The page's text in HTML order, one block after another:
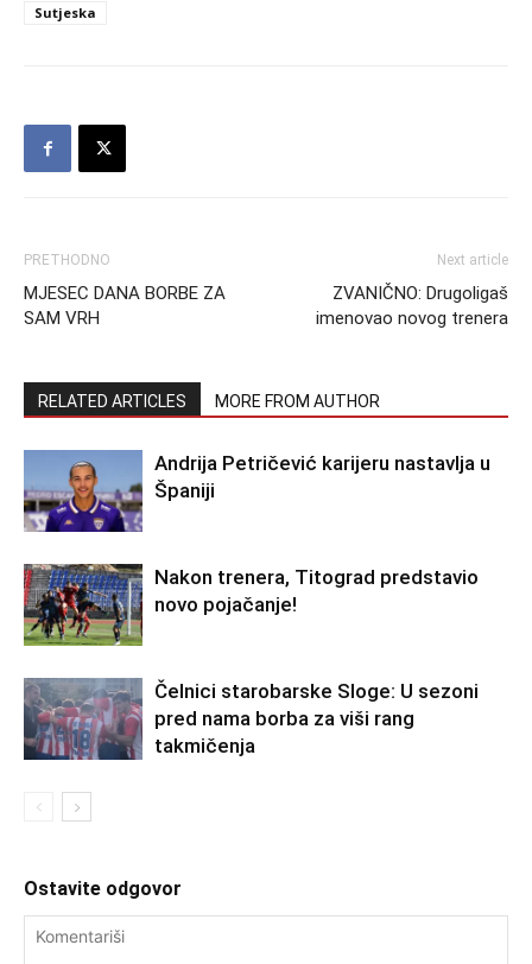
Sutjeska
PRETHODNO
MJESEC DANA BORBE ZA
SAM VRH
Next article
ZVANIČNO: Drugoligaš
imenovao novog trenera
RELATED ARTICLES MORE FROM AUTHOR
Andrija Petričević karijeru nastavlja u
Španiji
Nakon trenera, Titograd predstavio
novo pojačanje!
Čelnici starobarske Sloge: U sezoni
pred nama borba za viši rang
takmičenja
Ostavite odgovor